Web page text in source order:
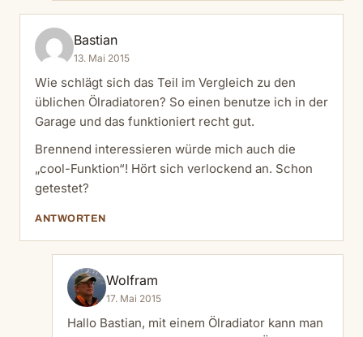
Bastian
13. Mai 2015
Wie schlägt sich das Teil im Vergleich zu den
üblichen Ölradiatoren? So einen benutze ich in der
Garage und das funktioniert recht gut.
Brennend interessieren würde mich auch die
„cool-Funktion“! Hört sich verlockend an. Schon
getestet?
ANTWORTEN
Wolfram
17. Mai 2015
Hallo Bastian, mit einem Ölradiator kann man